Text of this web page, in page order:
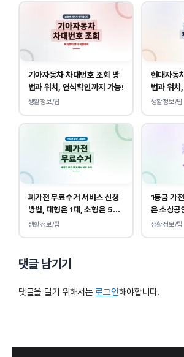
기아자동차 차대번호 조회 방
법과 위치, 연식확인까지 가능!
생활정보/팁
현대자동
법과 위치
연식 확인!
생활정보/팁
폐가전 무료수거 서비스 신청
방법, 대형은 1대, 소형은 5개
부터 무상입니다.
생활정보/팁
1등급 가
은 소상공
을 수 있습
생활정보/팁
댓글 남기기
댓글을 달기 위해서는로그인해야합니다.